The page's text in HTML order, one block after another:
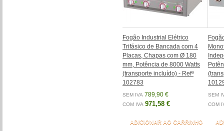
Fogão Industrial Elétrico
Trifásico de Bancada com 4
Placas, Chapas com Ø 180
mm, Potência de 8000 Watts
(transporte incluído) - Refª
102783
SEM IVA 789,90 €
COM IVA 971,58 €
ADICIONAR AO CARRINHO
SEM
COM